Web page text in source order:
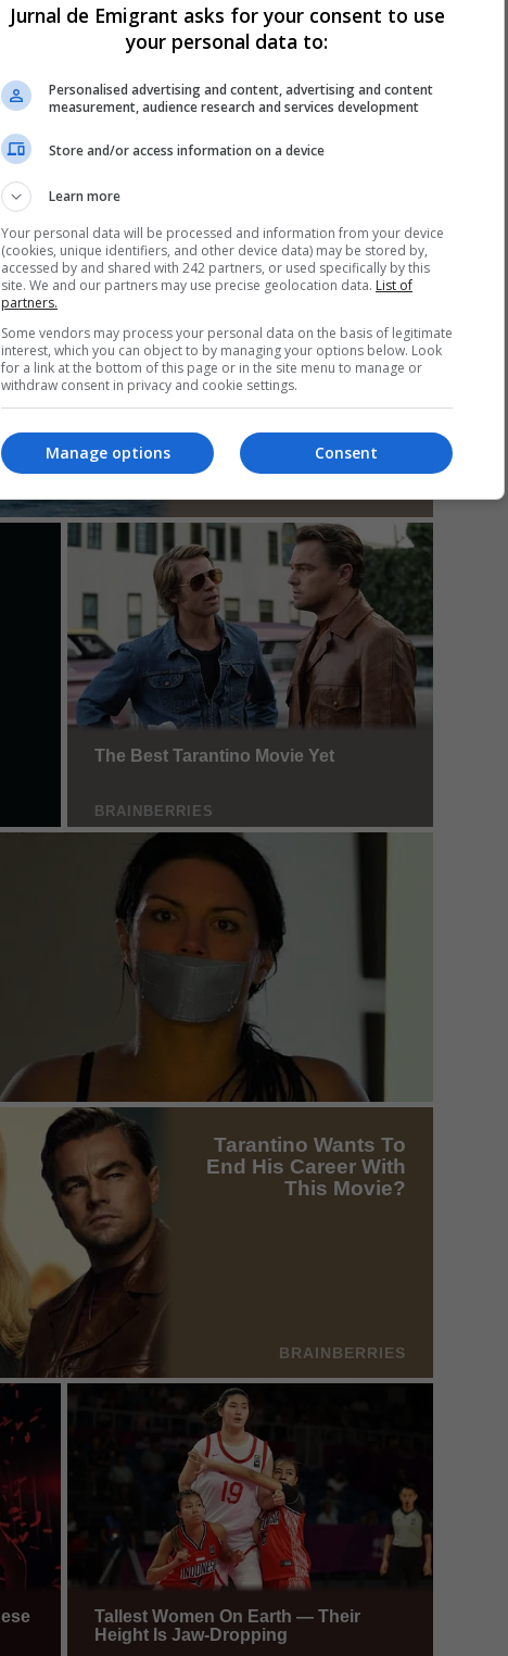
Jurnal de Emigrant asks for your consent to use
your personal data to:
Personalised advertising and content, advertising and content
measurement, audience research and services development
Store and/or access information on a device
Learn more
Your personal data will be processed and information from your device
(cookies, unique identifiers, and other device data) may be stored by,
accessed by and shared with 242 partners, or used specifically by this
site. We and our partners may use precise geolocation data. List of
partners.
Some vendors may process your personal data on the basis of legitimate
interest, which you can object to by managing your options below. Look
for a link at the bottom of this page or in the site menu to manage or
withdraw consent in privacy and cookie settings.
Consent
Manage options